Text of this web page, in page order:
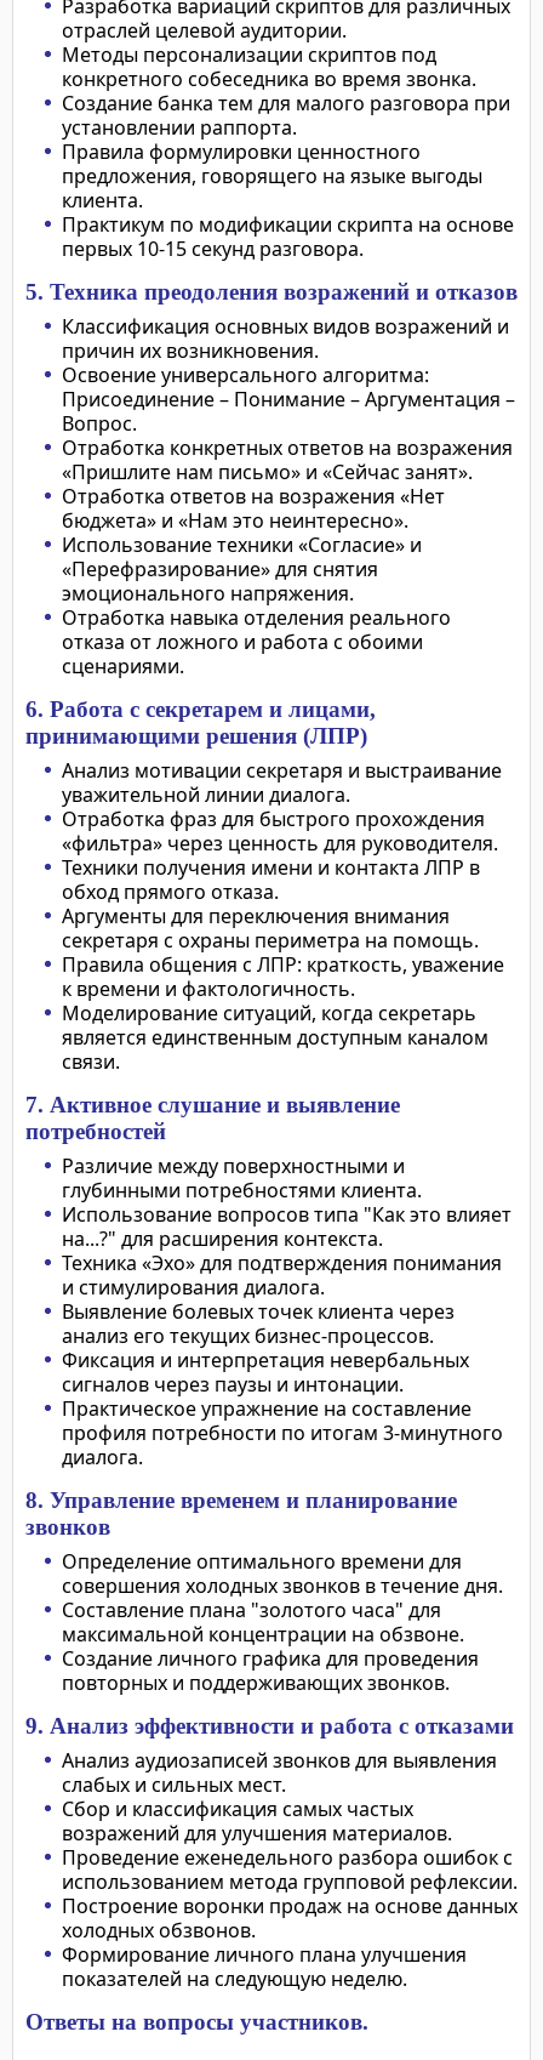
Разработка вариаций скриптов для различных
отраслей целевой аудитории.
Методы персонализации скриптов под
конкретного собеседника во время звонка.
Создание банка тем для малого разговора при
установлении раппорта.
Правила формулировки ценностного
предложения, говорящего на языке выгоды
клиента.
Практикум по модификации скрипта на основе
первых 10-15 секунд разговора.
5. Техника преодоления возражений и отказов
Классификация основных видов возражений и
причин их возникновения.
Освоение универсального алгоритма:
Присоединение – Понимание – Аргументация –
Вопрос.
Отработка конкретных ответов на возражения
«Пришлите нам письмо» и «Сейчас занят».
Отработка ответов на возражения «Нет
бюджета» и «Нам это неинтересно».
Использование техники «Согласие» и
«Перефразирование» для снятия
эмоционального напряжения.
Отработка навыка отделения реального
отказа от ложного и работа с обоими
сценариями.
6. Работа с секретарем и лицами,
принимающими решения (ЛПР)
Анализ мотивации секретаря и выстраивание
уважительной линии диалога.
Отработка фраз для быстрого прохождения
«фильтра» через ценность для руководителя.
Техники получения имени и контакта ЛПР в
обход прямого отказа.
Аргументы для переключения внимания
секретаря с охраны периметра на помощь.
Правила общения с ЛПР: краткость, уважение
к времени и фактологичность.
Моделирование ситуаций, когда секретарь
является единственным доступным каналом
связи.
7. Активное слушание и выявление
потребностей
Различие между поверхностными и
глубинными потребностями клиента.
Использование вопросов типа "Как это влияет
на...?" для расширения контекста.
Техника «Эхо» для подтверждения понимания
и стимулирования диалога.
Выявление болевых точек клиента через
анализ его текущих бизнес-процессов.
Фиксация и интерпретация невербальных
сигналов через паузы и интонации.
Практическое упражнение на составление
профиля потребности по итогам 3-минутного
диалога.
8. Управление временем и планирование
звонков
Определение оптимального времени для
совершения холодных звонков в течение дня.
Составление плана "золотого часа" для
максимальной концентрации на обзвоне.
Создание личного графика для проведения
повторных и поддерживающих звонков.
9. Анализ эффективности и работа с отказами
Анализ аудиозаписей звонков для выявления
слабых и сильных мест.
Сбор и классификация самых частых
возражений для улучшения материалов.
Проведение еженедельного разбора ошибок с
использованием метода групповой рефлексии.
Построение воронки продаж на основе данных
холодных обзвонов.
Формирование личного плана улучшения
показателей на следующую неделю.
Ответы на вопросы участников.